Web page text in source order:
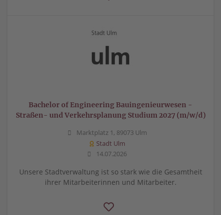
Bachelor of Engineering Bauingenieurwesen -
Straßen- und Verkehrsplanung Studium 2027 (m/w/d)
Marktplatz 1, 89073 Ulm
Stadt Ulm
14.07.2026
Unsere Stadtverwaltung ist so stark wie die Gesamtheit
ihrer Mitarbeiterinnen und Mitarbeiter.